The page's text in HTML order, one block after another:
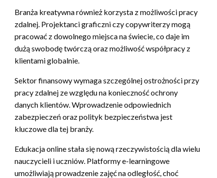
Branża kreatywna również korzysta z możliwości pracy
zdalnej. Projektanci graficzni czy copywriterzy mogą
pracować z dowolnego miejsca na świecie, co daje im
dużą swobodę twórczą oraz możliwość współpracy z
klientami globalnie.
Sektor finansowy wymaga szczególnej ostrożności przy
pracy zdalnej ze względu na konieczność ochrony
danych klientów. Wprowadzenie odpowiednich
zabezpieczeń oraz polityk bezpieczeństwa jest
kluczowe dla tej branży.
Edukacja online stała się nową rzeczywistością dla wielu
nauczycieli i uczniów. Platformy e-learningowe
umożliwiają prowadzenie zajęć na odległość, choć